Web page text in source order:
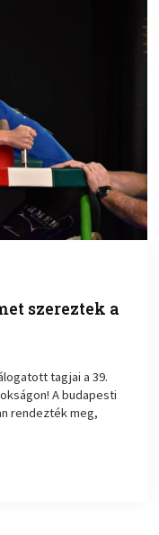
szereztek a
tagjai a 39.
A budapesti
rendezték meg,